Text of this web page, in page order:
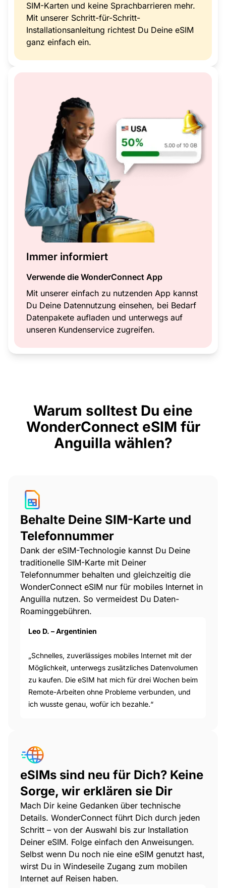
SIM-Karten und keine Sprachbarrieren mehr.
Mit unserer Schritt-für-Schritt-
Installationsanleitung richtest Du Deine eSIM
ganz einfach ein.
Immer informiert
Verwende die WonderConnect App
Mit unserer einfach zu nutzenden App kannst
Du Deine Datennutzung einsehen, bei Bedarf
Datenpakete aufladen und unterwegs auf
unseren Kundenservice zugreifen.
Warum solltest Du eine
WonderConnect eSIM für
Anguilla wählen?
Behalte Deine SIM-Karte und
Telefonnummer
Dank der eSIM-Technologie kannst Du Deine
traditionelle SIM-Karte mit Deiner
Telefonnummer behalten und gleichzeitig die
WonderConnect eSIM nur für mobiles Internet in
Anguilla nutzen. So vermeidest Du Daten-
Roaminggebühren.
Leo D. – Argentinien
„Schnelles, zuverlässiges mobiles Internet mit der
Möglichkeit, unterwegs zusätzliches Datenvolumen
zu kaufen. Die eSIM hat mich für drei Wochen beim
Remote-Arbeiten ohne Probleme verbunden, und
ich wusste genau, wofür ich bezahle.“
eSIMs sind neu für Dich? Keine
Sorge, wir erklären sie Dir
Mach Dir keine Gedanken über technische
Details. WonderConnect führt Dich durch jeden
Schritt – von der Auswahl bis zur Installation
Deiner eSIM. Folge einfach den Anweisungen.
Selbst wenn Du noch nie eine eSIM genutzt hast,
wirst Du in Windeseile Zugang zum mobilen
Internet auf Reisen haben.